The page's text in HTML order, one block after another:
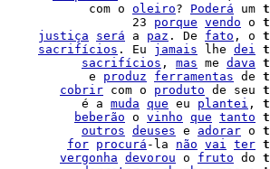
|            com o oleiro? Poderá um
|                  23 porque vendo o
justiça será a paz . De fato , o
sacrifícios . Eu jamais lhe dei
sacrifícios , mas me dava
|            e produz ferramentas de
cobrir com o produto de seu
|           é a muda que eu plantei ,
beberão o vinho que tanto
outros deuses e adorar o
for procurá -la não vai ter
vergonha devorou o fruto do